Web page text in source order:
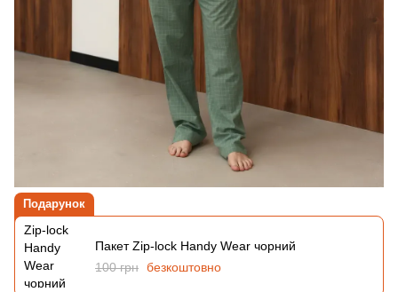
Подарунок
Пакет Zip-lock Handy Wear чорний
100 грн безкоштовно